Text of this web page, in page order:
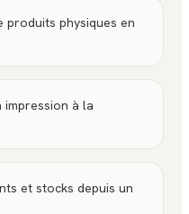
produits physiques en
impression à la
et stocks depuis un